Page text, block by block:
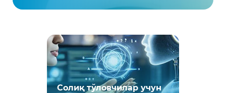
Солиқ тўловчилар учун